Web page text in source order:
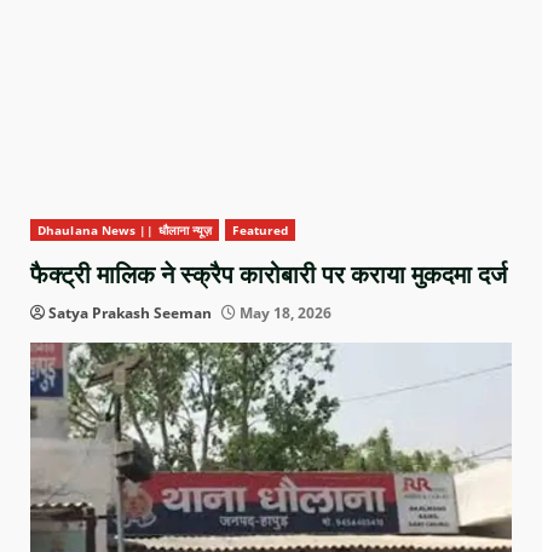
Dhaulana News || धौलाना न्यूज़ Featured
फैक्ट्री मालिक ने स्क्रैप कारोबारी पर कराया मुकदमा दर्ज
Satya Prakash Seeman May 18, 2026